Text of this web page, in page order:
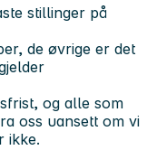
stillinger på
de øvrige er det
og alle som
oss uansett om vi
ikke.